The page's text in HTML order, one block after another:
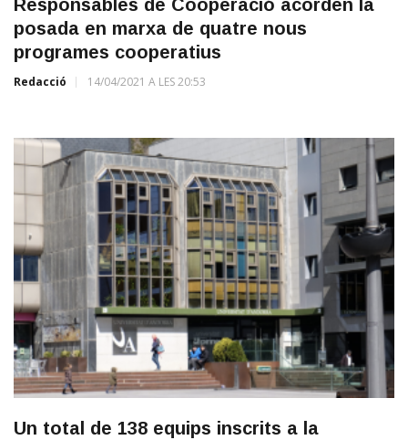
Responsables de Cooperació acorden la
posada en marxa de quatre nous
programes cooperatius
Redacció 14/04/2021 A LES 20:53
Un total de 138 equips inscrits a la